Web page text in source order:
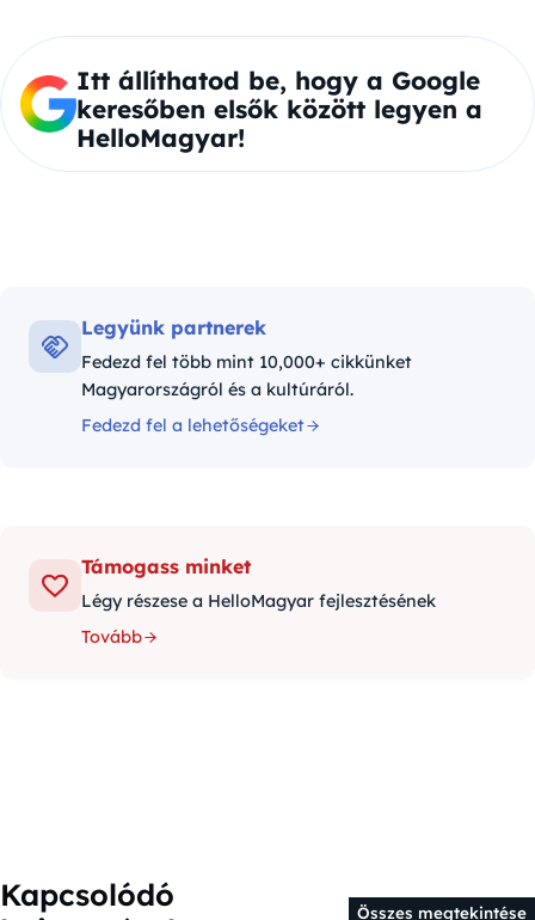
Itt állíthatod be, hogy a Google
keresőben elsők között legyen a
HelloMagyar!
Legyünk partnerek
Fedezd fel több mint 10,000+ cikkünket
Magyarországról és a kultúráról.
Fedezd fel a lehetőségeket
Támogass minket
Légy részese a HelloMagyar fejlesztésének
Tovább
Kapcsolódó
Összes megtekintése